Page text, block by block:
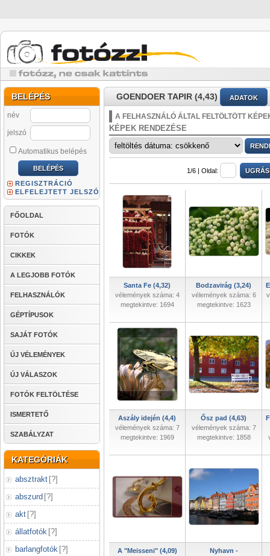
BELÉPÉS
név
jelszó
Automatikus belépés
REGISZTRÁCIÓ
ELFELEJTETT JELSZÓ
FŐOLDAL
FOTÓK
CIKKEK
A LEGJOBB FOTÓK
FELHASZNÁLÓK
GÉPTÍPUSOK
SAJÁT FOTÓK
ÚJ VÉLEMÉNYEK
ÚJ VÁLASZOK
FOTÓK FELTÖLTÉSE
ISMERTETŐ
SZABÁLYZAT
KATEGÓRIÁK
absztrakt [?]
abszurd [?]
akt [?]
állatfotók [?]
barlangfotók [?]
GOENDOER TAPIR (4,43) ADATOK
A FELHASZNÁLÓ ÁLTAL FELTÖLTÖTT
KÉPEK RENDEZÉSE
1/6 | Oldal:
Santa Fe (4,32)
vélemények száma: 4
megtekintve: 1694
Bodzavirág (3,24)
vélemények száma: 6
megtekintve: 1623
Aszály idején (4,4)
vélemények száma: 7
megtekintve: 1969
Ősz pad (4,63)
vélemények száma: 7
megtekintve: 1858
A "Meisseni" (4,09)
Nyhavn -